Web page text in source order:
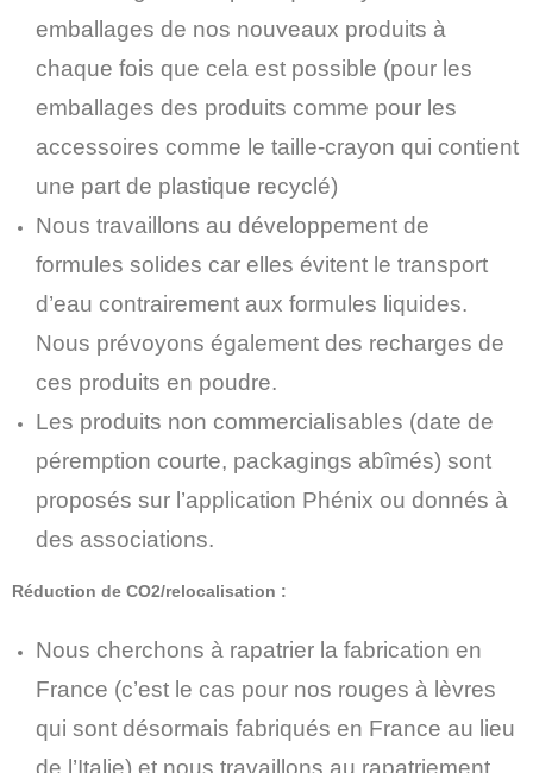
emballages de nos nouveaux produits à
chaque fois que cela est possible (pour les
emballages des produits comme pour les
accessoires comme le taille-crayon qui contient
une part de plastique recyclé)
Nous travaillons au développement de
formules solides car elles évitent le transport
d’eau contrairement aux formules liquides.
Nous prévoyons également des recharges de
ces produits en poudre.
Les produits non commercialisables (date de
péremption courte, packagings abîmés) sont
proposés sur l’application Phénix ou donnés à
des associations.
Réduction de CO2/relocalisation :
Nous cherchons à rapatrier la fabrication en
France (c’est le cas pour nos rouges à lèvres
qui sont désormais fabriqués en France au lieu
de l’Italie) et nous travaillons au rapatriement